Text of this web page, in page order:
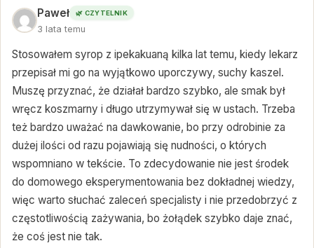
Paweł 🌿 CZYTELNIK
3 lata temu
Stosowałem syrop z ipekakuaną kilka lat temu, kiedy lekarz
przepisał mi go na wyjątkowo uporczywy, suchy kaszel.
Muszę przyznać, że działał bardzo szybko, ale smak był
wręcz koszmarny i długo utrzymywał się w ustach. Trzeba
też bardzo uważać na dawkowanie, bo przy odrobinie za
dużej ilości od razu pojawiają się nudności, o których
wspomniano w tekście. To zdecydowanie nie jest środek
do domowego eksperymentowania bez dokładnej wiedzy,
więc warto słuchać zaleceń specjalisty i nie przedobrzyć z
częstotliwością zażywania, bo żołądek szybko daje znać,
że coś jest nie tak.